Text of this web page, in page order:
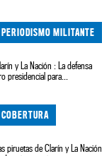
PERIODISMO MILITANTE
y La Nación : La defensa
presidencial para...
COBERTURA
piruetas de Clarín y La Nación